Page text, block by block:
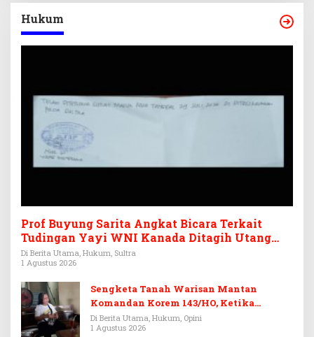
Hukum
Prof Buyung Sarita Angkat Bicara Terkait
Tudingan Yayi WNI Kanada Ditagih Utang
Rp3,6 Miliar
Di Berita Utama, Hukum, Sultra
1 Agustus 2026
Sengketa Tanah Warisan Mantan
Komandan Korem 143/HO, Ketika
Warisan Menjadi Arena Pemerasan
Di Berita Utama, Hukum, Opini
1 Agustus 2026